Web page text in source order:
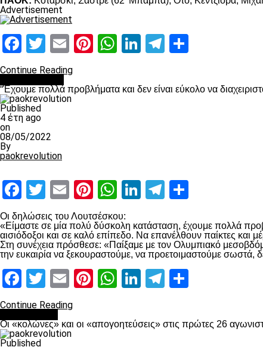
Advertisement
Facebook
Twitter
EmailPinterest
WhatsApp
LinkedIn
Telegram
Continue Reading
“Έχουμε πολλά προβλήματα και δεν είναι εύκολο να
Published
4 έτη ago
on
08/05/2022
By
paokrevolution
Facebook
Twitter
EmailPinterest
WhatsApp
LinkedIn
Telegram
Οι δηλώσεις του Λουτσέσκου:
«Είμαστε σε μία πολύ δύσκολη κατάσταση, έχουμε πολλά
αισιόδοξοι και σε καλό επίπεδο. Να επανέλθουν παίκτες
Στη συνέχεια πρόσθεσε: «Παίξαμε με τον Ολυμπιακό
την ευκαιρία να ξεκουραστούμε, να προετοιμαστούμε σωστά,
Facebook
Twitter
EmailPinterest
WhatsApp
LinkedIn
Telegram
Continue Reading
Οι «κολώνες» και οι «απογοητεύσεις» στις πρώτες 26
Published